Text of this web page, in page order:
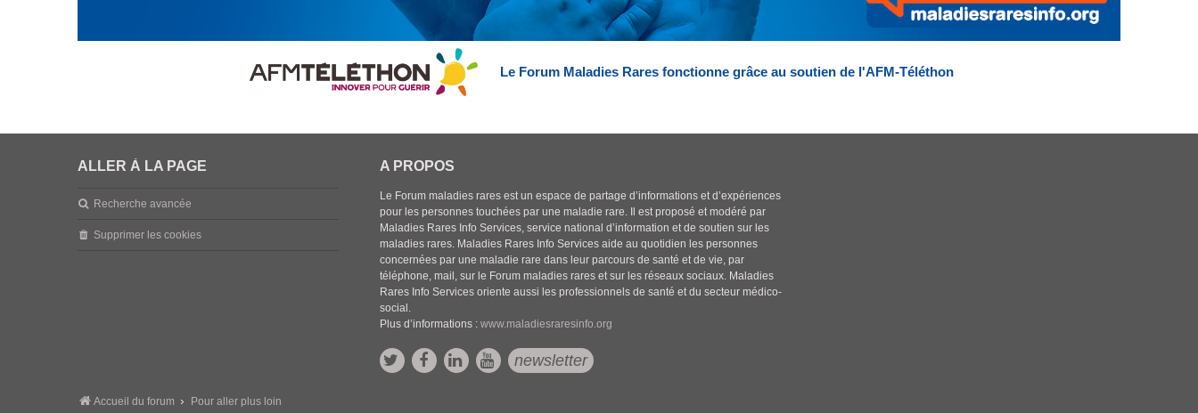
Le Forum Maladies Rares fonctionne grâce au soutien de l'AFM-Téléthon
ALLER À LA PAGE
Recherche avancée
Supprimer les cookies
A PROPOS
Le Forum maladies rares est un espace de partage d’informations et d’expériences
pour les personnes touchées par une maladie rare. Il est proposé et modéré par
Maladies Rares Info Services, service national d’information et de soutien sur les
maladies rares. Maladies Rares Info Services aide au quotidien les personnes
concernées par une maladie rare dans leur parcours de santé et de vie, par
téléphone, mail, sur le Forum maladies rares et sur les réseaux sociaux. Maladies
Rares Info Services oriente aussi les professionnels de santé et du secteur médico-
social.
Plus d’informations :www.maladiesraresinfo.org
newsletter
Accueil du forum Pour aller plus loin